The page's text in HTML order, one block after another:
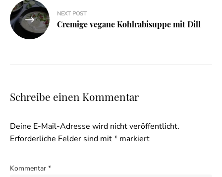
NEXT POST
Cremige vegane Kohlrabisuppe mit Dill
Schreibe einen Kommentar
Deine E-Mail-Adresse wird nicht veröffentlicht.
Erforderliche Felder sind mit* markiert
Kommentar *